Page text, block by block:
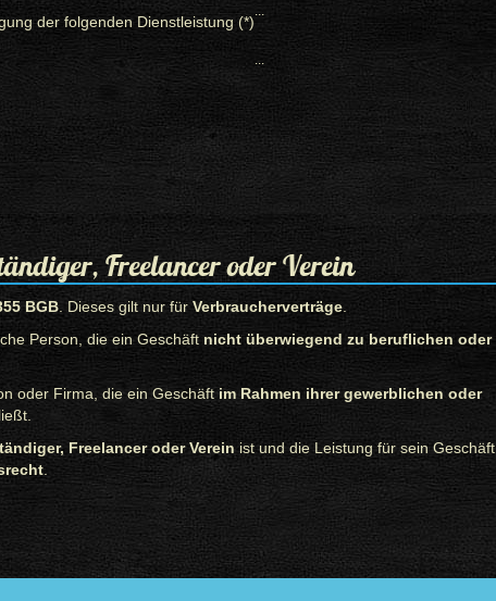
der folgenden Dienstleistung (*)
...
...
Freelancer oder Verein
BGB . Dieses gilt nur für Verbraucherverträge
Person, die ein Geschäft nicht überwiegend zu beruflichen oder
oder Firma, die ein Geschäftim Rahmen ihrer gewerblichen oder
Freelancer oder Verein ist und die Leistung für sein Geschäft